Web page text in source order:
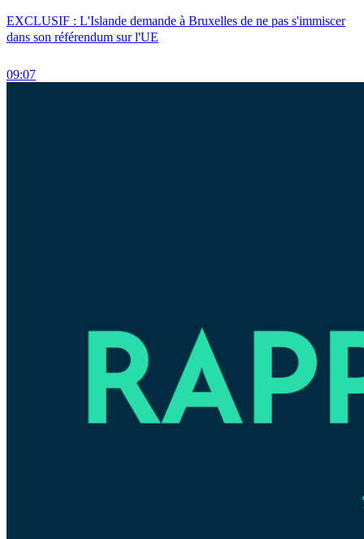
EXCLUSIF : L'Islande demande à Bruxelles de ne pas s'immiscer
dans son référendum sur l'UE
09:07